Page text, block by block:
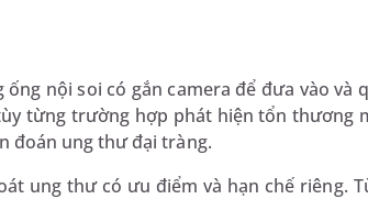
nội soi có gắn camera để đưa vào
từng trường hợp phát hiện tổn thương
đoán ung thư đại tràng.
ung thư có ưu điểm và hạn chế riêng.